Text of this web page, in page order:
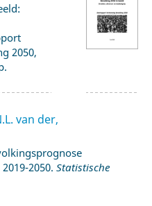
2050,
van der,
2050. Statistische